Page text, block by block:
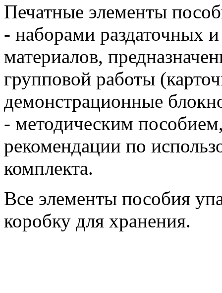
Печатные элементы
- наборами раздаточных
материалов,
групповой работы
демонстрационные
- методическим
рекомендации по
комплекта.
Все элементы пособия
коробку для хранения.